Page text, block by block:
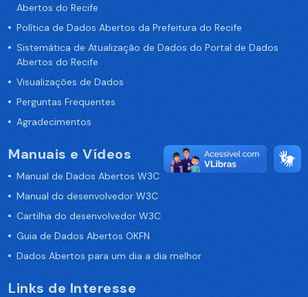
Abertos do Recife
Política de Dados Abertos da Prefeitura do Recife
Sistemática de Atualização de Dados do Portal de Dados
Abertos do Recife
Visualizações de Dados
Perguntas Frequentes
Agradecimentos
Manuais e Vídeos
Manual de Dados Abertos W3C
Manual do desenvolvedor W3C
Cartilha do desenvolvedor W3C
Guia de Dados Abertos OKFN
Dados Abertos para um dia a dia melhor
Links de Interesse